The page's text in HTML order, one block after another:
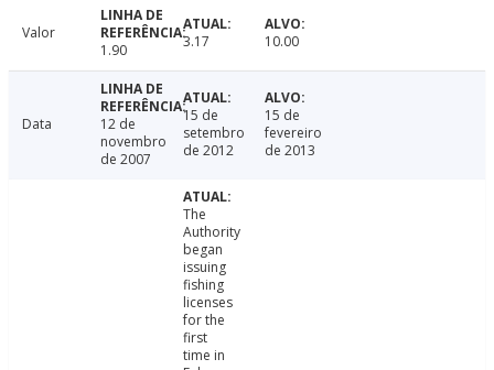
Valor
1.90
3.17 10.00
Data
12 de
novembro
de 2007
15 de
setembro
de 2012
15 de
fevereiro
de 2013
The
Authority
began
issuing
fishing
licenses
for the
first
time in